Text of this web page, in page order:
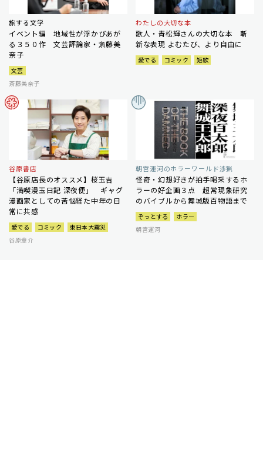
旅する文学
イベント編 地域性が浮かびあが
る３５０作 文芸評論家・斎藤美
奈子
文芸
斎藤美奈子
わたしの大切な本
歌人・青松輝さんの大切な本 斬
新な表現 よむたび、より自由に
愛でる コミック 短歌
谷原書店
【谷原店長のオススメ】桜玉吉
「満喫漫玉日記 深夜便」 ギャグ
漫画家としての苦悩経た中年の日
常に共感
愛でる コミック
東日本大震災
谷原章介
朝宮運河のホラーワールド渉猟
怪奇・幻想好きが拍手喝采するホ
ラーの好企画３点 超常現象研究
のバイブルから舞城版百物語まで
ぞっとする
ホラー
朝宮運河